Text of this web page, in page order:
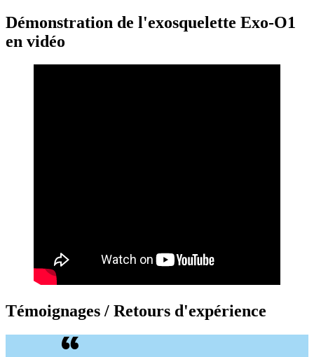
Démonstration de l'exosquelette Exo-O1
en vidéo
Témoignages / Retours d'expérience